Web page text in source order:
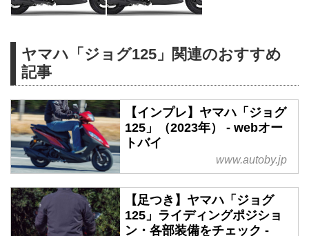
ヤマハ「ジョグ125」関連のおすすめ
記事
【インプレ】ヤマハ「ジョグ
125」（2023年） - webオー
トバイ
www.autoby.jp
【足つき】ヤマハ「ジョグ
125」ライディングポジショ
ン・各部装備をチェック -